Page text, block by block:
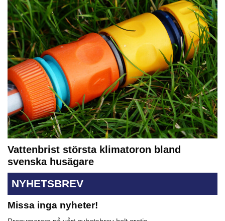
Vattenbrist största klimatoron bland
svenska husägare
NYHETSBREV
Missa inga nyheter!